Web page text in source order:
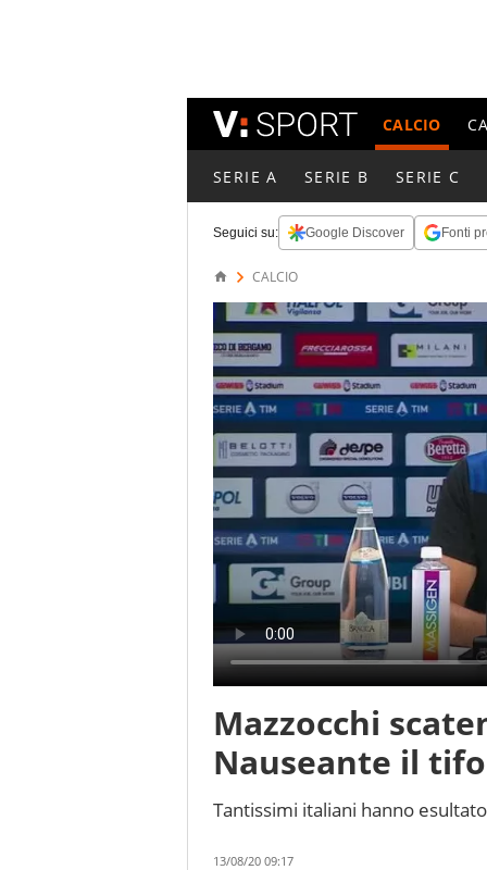
CALCIO
SERIE A SERIE B SERIE C
Seguici su: Google Discover Fonti
CALCIO
Mazzocchi
Nauseante il
Tantissimi italiani hanno
13/08/20 09:17